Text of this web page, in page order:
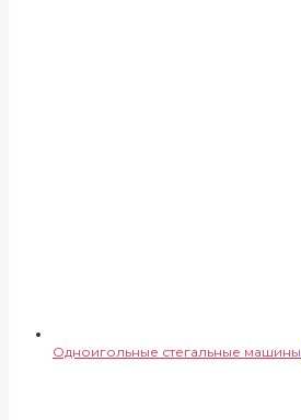
Одноигольные стегальные машины